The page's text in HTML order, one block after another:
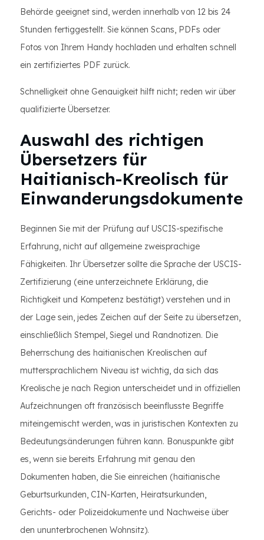
Behörde geeignet sind, werden innerhalb von 12 bis 24
Stunden fertiggestellt. Sie können Scans, PDFs oder
Fotos von Ihrem Handy hochladen und erhalten schnell
ein zertifiziertes PDF zurück.
Schnelligkeit ohne Genauigkeit hilft nicht; reden wir über
qualifizierte Übersetzer.
Auswahl des richtigen
Übersetzers für
Haitianisch-Kreolisch für
Einwanderungsdokumente
Beginnen Sie mit der Prüfung auf USCIS-spezifische
Erfahrung, nicht auf allgemeine zweisprachige
Fähigkeiten. Ihr Übersetzer sollte die Sprache der USCIS-
Zertifizierung (eine unterzeichnete Erklärung, die
Richtigkeit und Kompetenz bestätigt) verstehen und in
der Lage sein, jedes Zeichen auf der Seite zu übersetzen,
einschließlich Stempel, Siegel und Randnotizen. Die
Beherrschung des haitianischen Kreolischen auf
muttersprachlichem Niveau ist wichtig, da sich das
Kreolische je nach Region unterscheidet und in offiziellen
Aufzeichnungen oft französisch beeinflusste Begriffe
miteingemischt werden, was in juristischen Kontexten zu
Bedeutungsänderungen führen kann. Bonuspunkte gibt
es, wenn sie bereits Erfahrung mit genau den
Dokumenten haben, die Sie einreichen (haitianische
Geburtsurkunden, CIN-Karten, Heiratsurkunden,
Gerichts- oder Polizeidokumente und Nachweise über
den ununterbrochenen Wohnsitz).